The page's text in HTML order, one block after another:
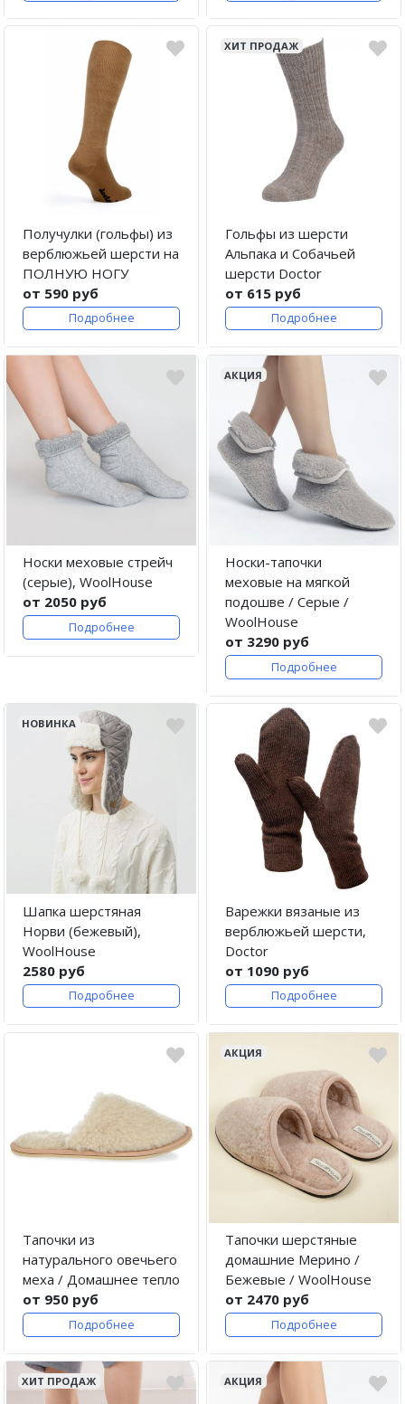
Получулки (гольфы) из
верблюжьей шерсти на
ПОЛНУЮ НОГУ
от 590 руб
Подробнее
ХИТ ПРОДАЖ
Гольфы из шерсти
Альпака и Собачьей
шерсти Doctor
от 615 руб
Подробнее
Носки меховые стрейч
(серые), WoolHouse
от 2050 руб
Подробнее
АКЦИЯ
Носки-тапочки
меховые на мягкой
подошве / Серые /
WoolHouse
от 3290 руб
Подробнее
НОВИНКА
Шапка шерстяная
Норви (бежевый),
WoolHouse
2580 руб
Подробнее
Варежки вязаные из
верблюжьей шерсти,
Doctor
от 1090 руб
Подробнее
Тапочки из
натурального овечьего
меха / Домашнее тепло
от 950 руб
Подробнее
АКЦИЯ
Тапочки шерстяные
домашние Мерино /
Бежевые / WoolHouse
от 2470 руб
Подробнее
ХИТ ПРОДАЖ АКЦИЯ